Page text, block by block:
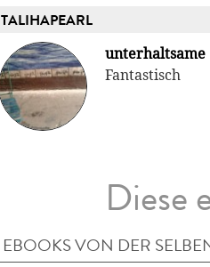
TALIHAPEARL
unterhaltsame
Fantastisch
Diese
EBOOKS VON DER